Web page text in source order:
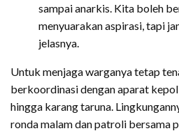
sampai anarkis. Kita boleh
menyuarakan aspirasi, tapi
jelasnya.
Untuk menjaga warganya tetap
berkoordinasi dengan aparat
hingga karang taruna.
ronda malam dan patroli bersama